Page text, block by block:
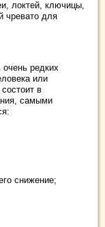
локтей, ключицы,
чревато для
очень редких
или
в
самыми
снижение;